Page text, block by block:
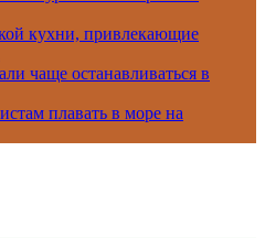
кухни, привлекающие
чаще останавливаться в
плавать в море на